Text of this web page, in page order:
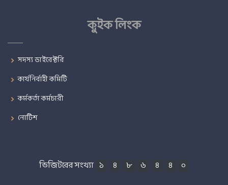
কুইক লিংক
সদস্য ডাইরেক্টরি
কার্যনির্বাহী কমিটি
কর্মকর্তা কর্মচারী
নোটিশ
ভিজিটরের সংখ্যা ১ ৪ ৮ ৬ ৪ ৪ ০